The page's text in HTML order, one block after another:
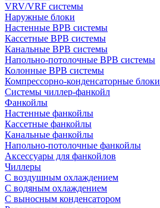
VRV/VRF системы
Наружные блоки
Настенные ВРВ системы
Кассетные ВРВ системы
Канальные ВРВ системы
Напольно-потолочные ВРВ системы
Колонные ВРВ системы
Компрессорно-конденсаторные блоки
Системы чиллер-фанкойл
Фанкойлы
Настенные фанкойлы
Кассетные фанкойлы
Канальные фанкойлы
Напольно-потолочные фанкойлы
Аксессуары для фанкойлов
Чиллеры
С воздушным охлаждением
С водяным охлаждением
С выносным конденсатором